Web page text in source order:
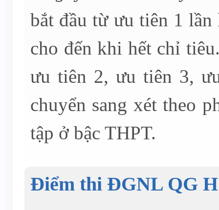
bắt đầu từ ưu tiên 1
cho đến khi hết chỉ
ưu tiên 2, ưu tiên 3,
chuyển sang xét theo
tập ở bậc THPT.
Điểm thi ĐGNL QG